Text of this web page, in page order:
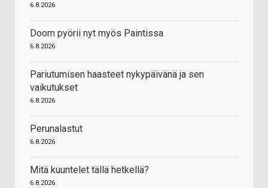
6.8.2026
Doom pyörii nyt myös Paintissa
6.8.2026
Pariutumisen haasteet nykypäivänä ja sen
vaikutukset
6.8.2026
Perunalastut
6.8.2026
Mitä kuuntelet tällä hetkellä?
6.8.2026